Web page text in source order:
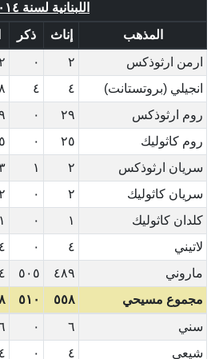
اللبنانية لسنة ٢٠١٤
المذهب
إناث ذكر
ارمن ارثوذكس
٢ ٠
انجيلي (بروتستانت) ٤ ٤ ٨
روم ارثوذكس ٢٩ ٠
روم كاثوليك ٢٥ ٠
سريان ارثوذكس ٢ ١
سريان كاثوليك ٢ ٠
كلدان كاثوليك ١ ٠ ١
لاتيني ٤ ٠ ٤
ماروني ٤٨٩ ٥٠٥
مجموع مسيحي ٥٥٨ ٥١٠
سني ٦ ٠
شيعي ٤ ٠ ٤